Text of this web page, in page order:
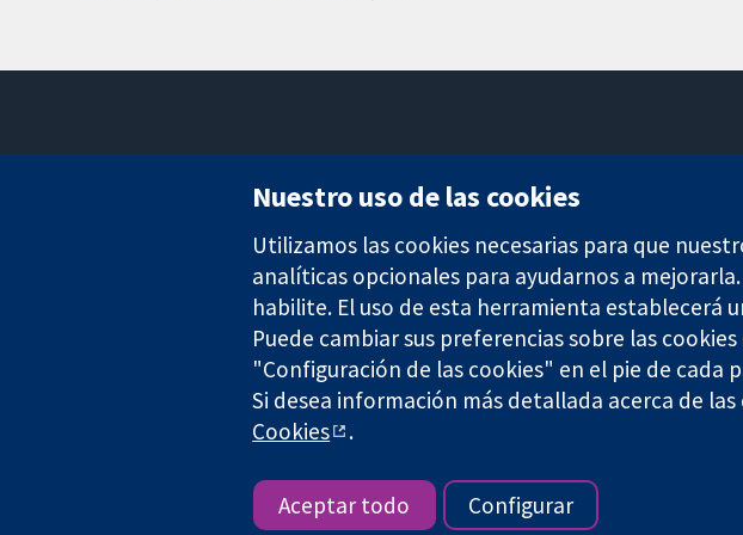
Londres
Reino Unido
The Cochrane Collaboration is a charity (no. 1045921) and a company limited by
Copyright © 2026 The Cochrane Collaboration
Nuestro uso de las cookies
Utilizamos las cookies necesarias para que
analíticas opcionales para ayudarnos a
habilite. El uso de esta herramienta establecerá
Puede cambiar sus preferencias sobre las
"Configuración de las cookies" en el pie de cada
Si desea información más detallada acerca de
Cookies
.
Aceptar todo Configurar